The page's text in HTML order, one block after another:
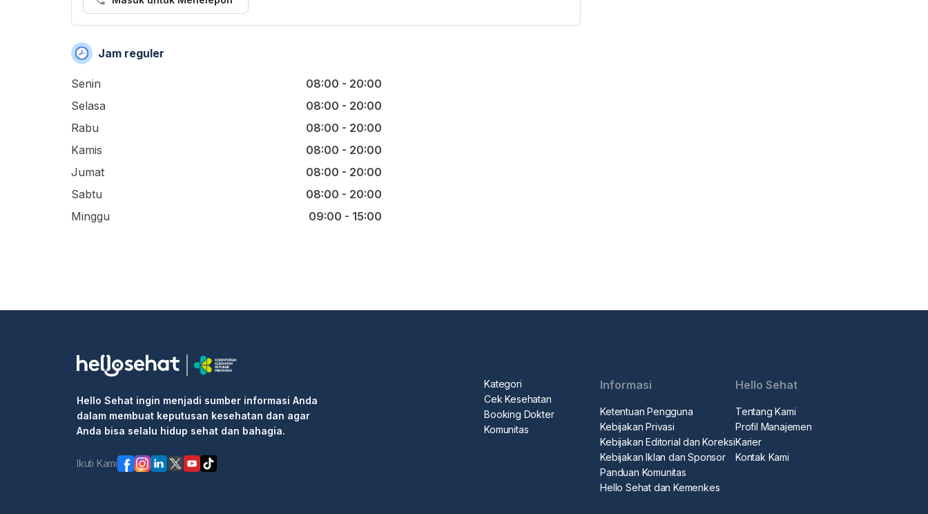
Jam reguler
Senin
08:00 - 20:00
Selasa
08:00 - 20:00
Rabu
08:00 - 20:00
Kamis
08:00 - 20:00
Jumat
08:00 - 20:00
Sabtu
08:00 - 20:00
Minggu
09:00 - 15:00
Hello Sehat ingin menjadi sumber informasi Anda
dalam membuat keputusan kesehatan dan agar
Anda bisa selalu hidup sehat dan bahagia.
Ikuti Kami
Kategori
Cek Kesehatan
Booking Dokter
Komunitas
Informasi
Ketentuan Pengguna
Kebijakan Privasi
Kebijakan Editorial dan Koreksi
Kebijakan Iklan dan Sponsor
Panduan Komunitas
Hello Sehat dan Kemenkes
Hello Sehat
Tentang Kami
Profil Manajemen
Karier
Kontak Kami